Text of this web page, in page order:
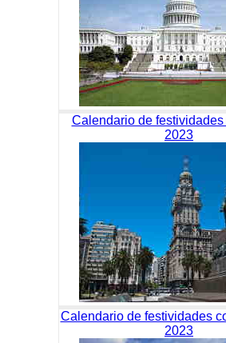
Calendario de
2023
Calendario de festividades
2023